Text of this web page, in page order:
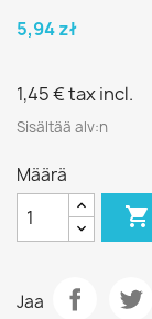
5,94 zł
1,45 €tax incl.
Sisältää alv:n
Määrä

Jaa